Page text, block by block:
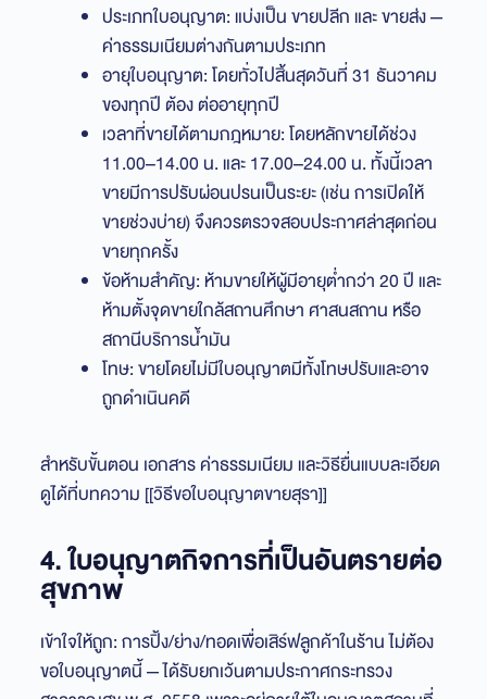
ประเภทใบอนุญาต: แบ่งเป็น ขายปลีก และ ขายส่ง —
ค่าธรรมเนียมต่างกันตามประเภท
อายุใบอนุญาต: โดยทั่วไปสิ้นสุดวันที่ 31 ธันวาคม
ของทุกปี ต้อง ต่ออายุทุกปี
เวลาที่ขายได้ตามกฎหมาย: โดยหลักขายได้ช่วง
11.00–14.00 น. และ 17.00–24.00 น. ทั้งนี้เวลา
ขายมีการปรับผ่อนปรนเป็นระยะ (เช่น การเปิดให้
ขายช่วงบ่าย) จึงควรตรวจสอบประกาศล่าสุดก่อน
ขายทุกครั้ง
ข้อห้ามสำคัญ: ห้ามขายให้ผู้มีอายุต่ำกว่า 20 ปี และ
ห้ามตั้งจุดขายใกล้สถานศึกษา ศาสนสถาน หรือ
สถานีบริการน้ำมัน
โทษ: ขายโดยไม่มีใบอนุญาตมีทั้งโทษปรับและอาจ
ถูกดำเนินคดี
สำหรับขั้นตอน เอกสาร ค่าธรรมเนียม และวิธียื่นแบบละเอียด
ดูได้ที่บทความ [[วิธีขอใบอนุญาตขายสุรา]]
4. ใบอนุญาตกิจการที่เป็นอันตรายต่อ
สุขภาพ
เข้าใจให้ถูก: การปิ้ง/ย่าง/ทอดเพื่อเสิร์ฟลูกค้าในร้าน ไม่ต้อง
ขอใบอนุญาตนี้ — ได้รับยกเว้นตามประกาศกระทรวง